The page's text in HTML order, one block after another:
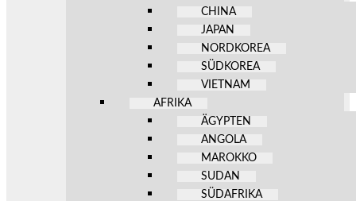
CHINA
JAPAN
NORDKOREA
SÜDKOREA
VIETNAM
AFRIKA
ÄGYPTEN
ANGOLA
MAROKKO
SUDAN
SÜDAFRIKA